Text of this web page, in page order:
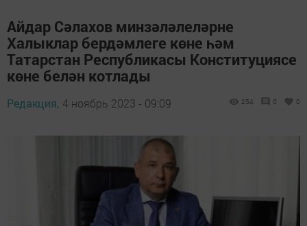
Айдар Сәлахов минзәләлеләрне
Халыклар бердәмлеге көне һәм
Татарстан Республикасы Конституциясе
көне белән котлады
Редакция, 4 ноябрь 2023 - 09:09 254 0 0